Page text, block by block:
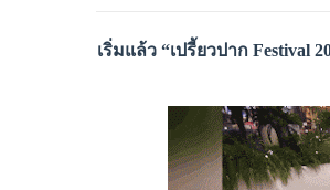
เริ่มแล้ว “เปรี้ยวปาก Festival